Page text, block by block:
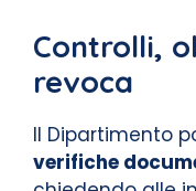
Controlli,
revoca
Il Dipartimento
verifiche